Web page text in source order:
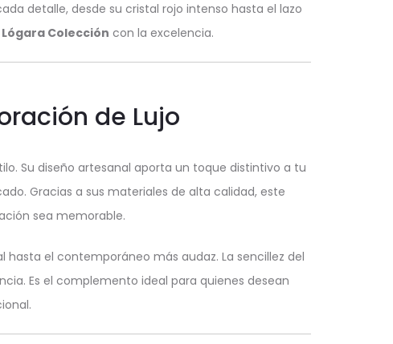
detalle, desde su cristal rojo intenso hasta el lazo
Lógara Colección con la excelencia.
de Lujo
Su diseño artesanal aporta un toque distintivo a tu
Gracias a sus materiales de alta calidad, este
sea memorable.
el contemporáneo más audaz. La sencillez del
Es el complemento ideal para quienes desean